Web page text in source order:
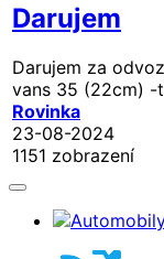
Darujem
Darujem za
vans 35 (22cm) -
Rovinka
23-08-2024
1151 zobrazení